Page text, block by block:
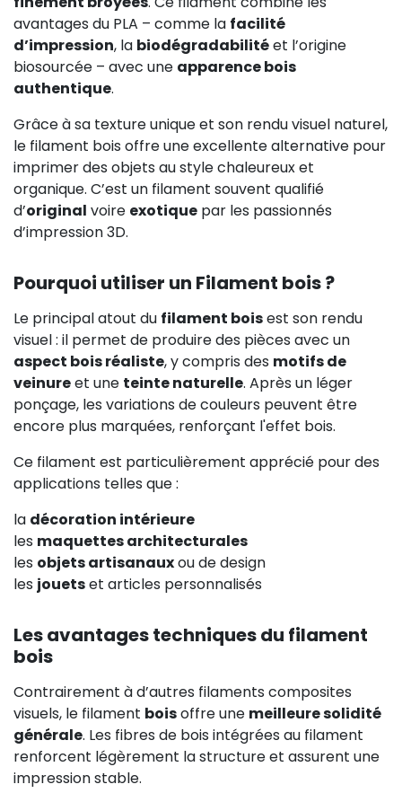
avantages du PLA – comme la facilité
d’impression, la biodégradabilitéet l’origine
biosourcée – avec une apparence bois
authentique.
Grâce à sa texture unique et son rendu visuel naturel,
le filament bois offre une excellente alternative pour
imprimer des objets au style chaleureux et
organique. C’est un filament souvent qualifié
d’original voire exotique par les passionnés
d’impression 3D.
Pourquoi utiliser un Filament bois ?
Le principal atout du filament boisest son rendu
visuel : il permet de produire des pièces avec un
aspect bois réaliste, y compris des motifs de
veinureet une teinte naturelle. Après un léger
ponçage, les variations de couleurs peuvent être
encore plus marquées, renforçant l'effet bois.
Ce filament est particulièrement apprécié pour des
applications telles que :
la décoration intérieure
les maquettes architecturales
les objets artisanauxou de design
les jouetset articles personnalisés
Les avantages techniques du filament
bois
Contrairement à d’autres filaments composites
visuels, le filament boisoffre une meilleure solidité
générale. Les fibres de bois intégrées au filament
renforcent légèrement la structure et assurent une
impression stable.